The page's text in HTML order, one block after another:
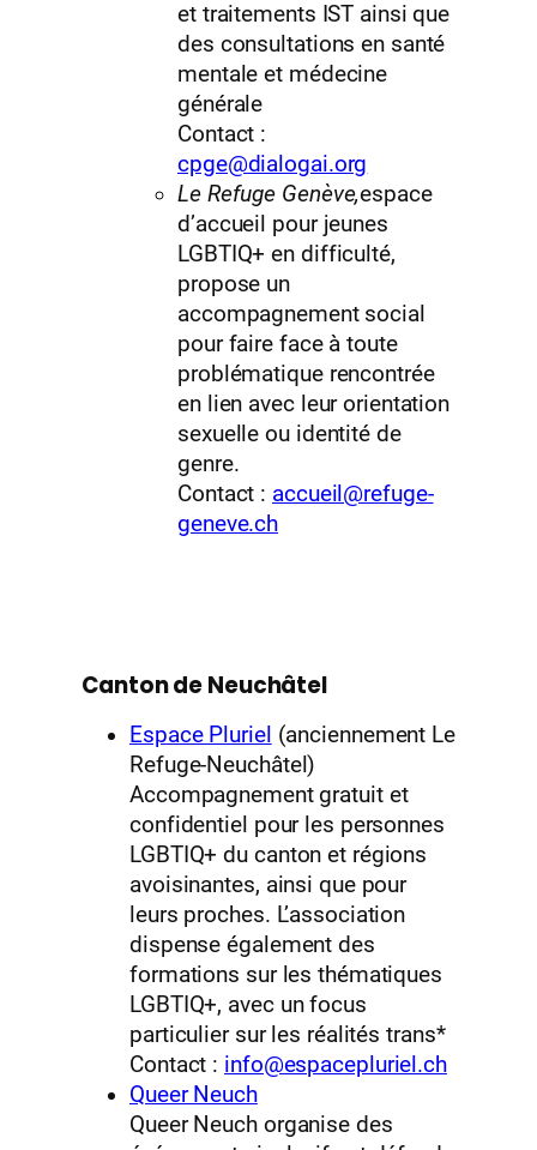
et traitements IST ainsi que
des consultations en santé
mentale et médecine
générale
Contact :
cpge@dialogai.org
Le Refuge Genève,espace
d’accueil pour jeunes
LGBTIQ+ en difficulté,
propose un
accompagnement social
pour faire face à toute
problématique rencontrée
en lien avec leur orientation
sexuelle ou identité de
genre.
Contact : accueil@refuge-
geneve.ch
Canton de Neuchâtel
Espace Pluriel (anciennement Le
Refuge-Neuchâtel)
Accompagnement gratuit et
confidentiel pour les personnes
LGBTIQ+ du canton et régions
avoisinantes, ainsi que pour
leurs proches. L’association
dispense également des
formations sur les thématiques
LGBTIQ+, avec un focus
particulier sur les réalités trans*
Contact : info@espacepluriel.ch
Queer Neuch
Queer Neuch organise des